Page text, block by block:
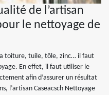
de l’artisan
le nettoyage de
toiture, tuile, tôle, zinc… il faut
En effet, il faut utiliser le
afin d’assurer un résultat
l’artisan Caseacsch Nettoyage